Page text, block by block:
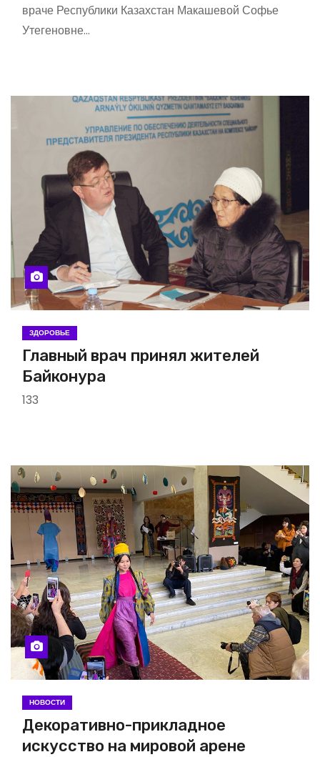
враче Республики Казахстан Макашевой Софье
Утегеновне…
ЗДОРОВЬЕ
Главный врач принял жителей
Байконура
133
НОВОСТИ
Декоративно-прикладное
искусство на мировой арене